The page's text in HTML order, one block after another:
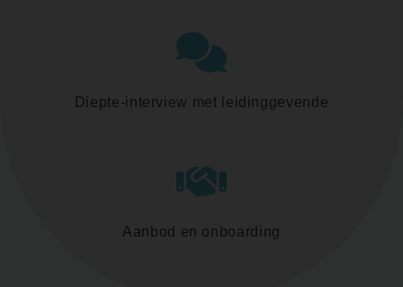
Diepte-interview met leidinggevende
Aanbod en onboarding